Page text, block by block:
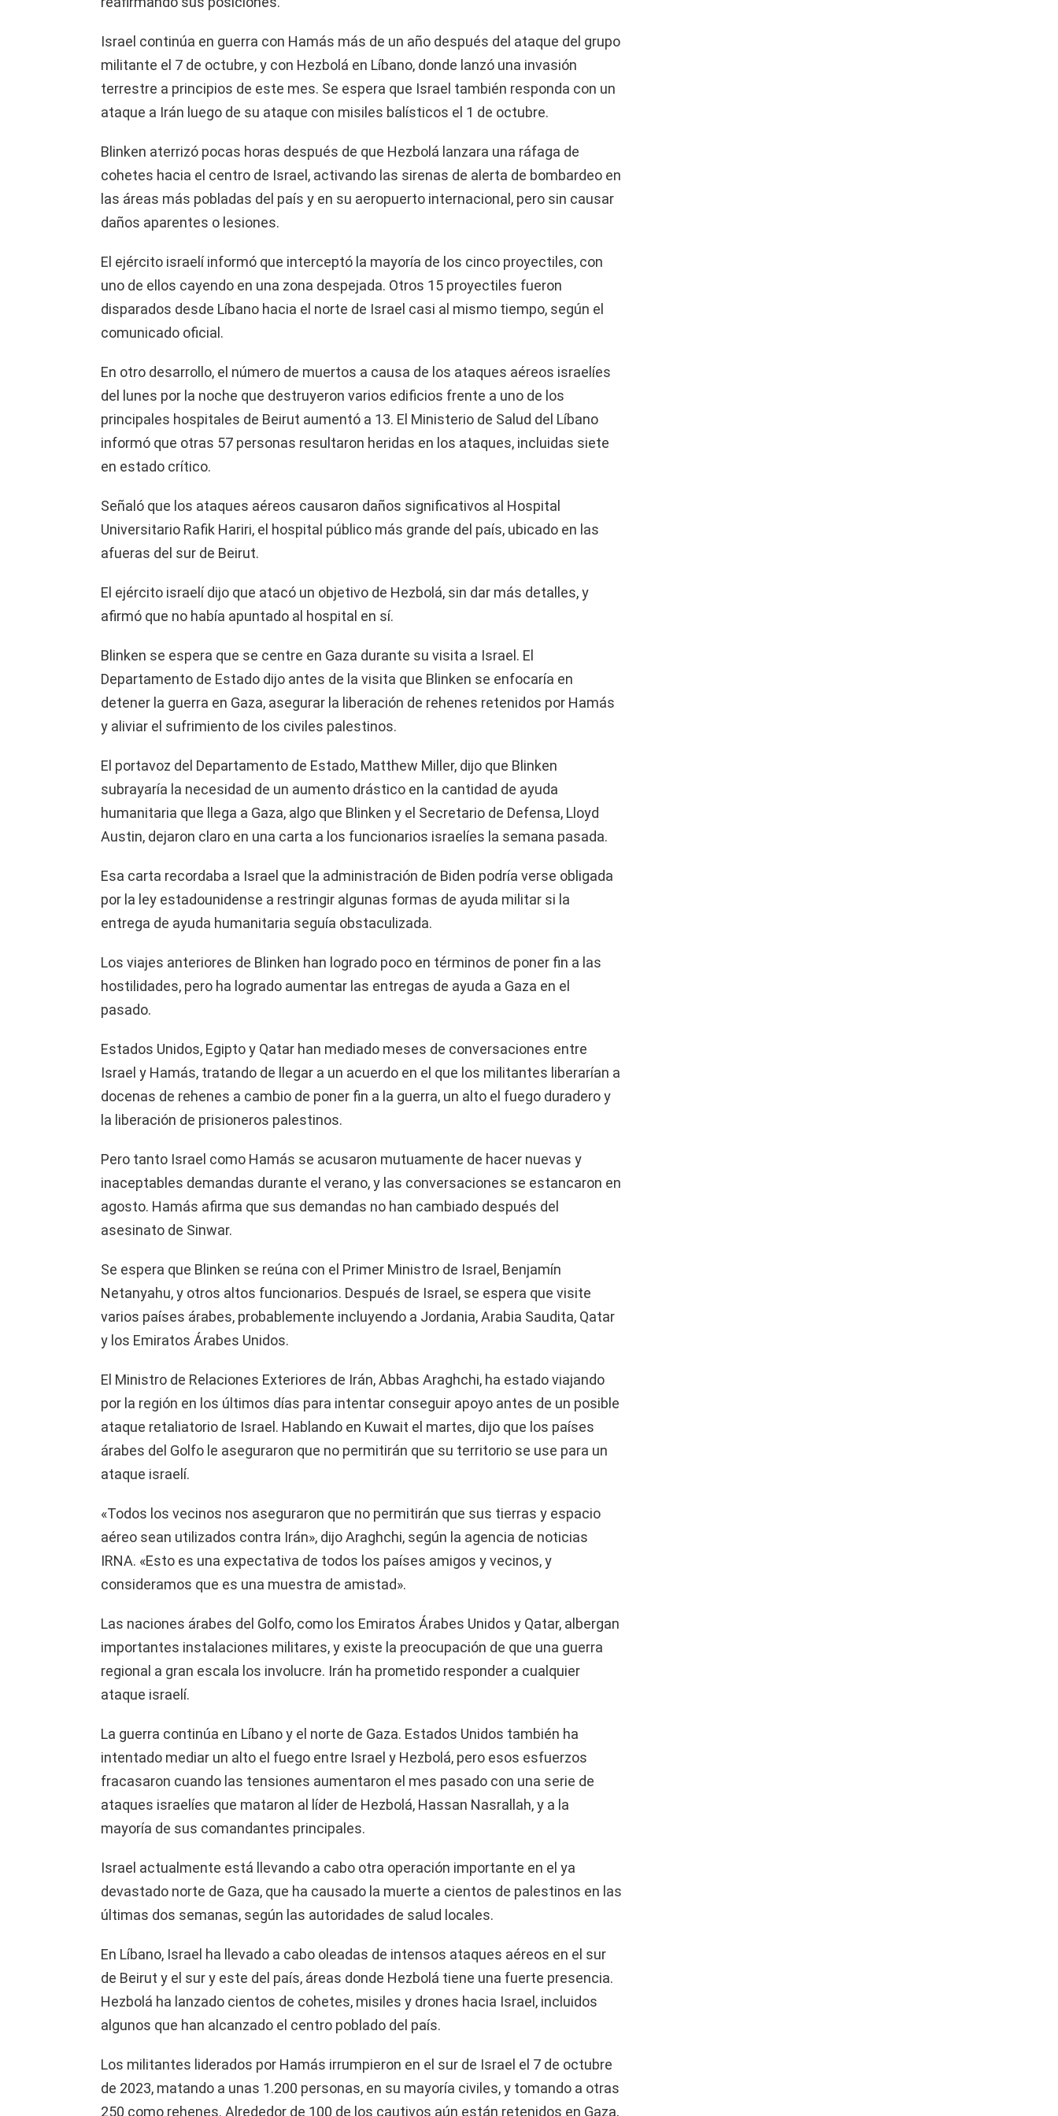
Israel continúa en guerra con Hamás más de un año después del ataque del grupo
militante el 7 de octubre, y con Hezbolá en Líbano, donde lanzó una invasión
terrestre a principios de este mes. Se espera que Israel también responda con un
ataque a Irán luego de su ataque con misiles balísticos el 1 de octubre.
Blinken aterrizó pocas horas después de que Hezbolá lanzara una ráfaga de
cohetes hacia el centro de Israel, activando las sirenas de alerta de bombardeo en
las áreas más pobladas del país y en su aeropuerto internacional, pero sin causar
daños aparentes o lesiones.
El ejército israelí informó que interceptó la mayoría de los cinco proyectiles, con
uno de ellos cayendo en una zona despejada. Otros 15 proyectiles fueron
disparados desde Líbano hacia el norte de Israel casi al mismo tiempo, según el
comunicado oficial.
En otro desarrollo, el número de muertos a causa de los ataques aéreos israelíes
del lunes por la noche que destruyeron varios edificios frente a uno de los
principales hospitales de Beirut aumentó a 13. El Ministerio de Salud del Líbano
informó que otras 57 personas resultaron heridas en los ataques, incluidas siete
en estado crítico.
Señaló que los ataques aéreos causaron daños significativos al Hospital
Universitario Rafik Hariri, el hospital público más grande del país, ubicado en las
afueras del sur de Beirut.
El ejército israelí dijo que atacó un objetivo de Hezbolá, sin dar más detalles, y
afirmó que no había apuntado al hospital en sí.
Blinken se espera que se centre en Gaza durante su visita a Israel. El
Departamento de Estado dijo antes de la visita que Blinken se enfocaría en
detener la guerra en Gaza, asegurar la liberación de rehenes retenidos por Hamás
y aliviar el sufrimiento de los civiles palestinos.
El portavoz del Departamento de Estado, Matthew Miller, dijo que Blinken
subrayaría la necesidad de un aumento drástico en la cantidad de ayuda
humanitaria que llega a Gaza, algo que Blinken y el Secretario de Defensa, Lloyd
Austin, dejaron claro en una carta a los funcionarios israelíes la semana pasada.
Esa carta recordaba a Israel que la administración de Biden podría verse obligada
por la ley estadounidense a restringir algunas formas de ayuda militar si la
entrega de ayuda humanitaria seguía obstaculizada.
Los viajes anteriores de Blinken han logrado poco en términos de poner fin a las
hostilidades, pero ha logrado aumentar las entregas de ayuda a Gaza en el
pasado.
Estados Unidos, Egipto y Qatar han mediado meses de conversaciones entre
Israel y Hamás, tratando de llegar a un acuerdo en el que los militantes liberarían a
docenas de rehenes a cambio de poner fin a la guerra, un alto el fuego duradero y
la liberación de prisioneros palestinos.
Pero tanto Israel como Hamás se acusaron mutuamente de hacer nuevas y
inaceptables demandas durante el verano, y las conversaciones se estancaron en
agosto. Hamás afirma que sus demandas no han cambiado después del
asesinato de Sinwar.
Se espera que Blinken se reúna con el Primer Ministro de Israel, Benjamín
Netanyahu, y otros altos funcionarios. Después de Israel, se espera que visite
varios países árabes, probablemente incluyendo a Jordania, Arabia Saudita, Qatar
y los Emiratos Árabes Unidos.
El Ministro de Relaciones Exteriores de Irán, Abbas Araghchi, ha estado viajando
por la región en los últimos días para intentar conseguir apoyo antes de un posible
ataque retaliatorio de Israel. Hablando en Kuwait el martes, dijo que los países
árabes del Golfo le aseguraron que no permitirán que su territorio se use para un
ataque israelí.
«Todos los vecinos nos aseguraron que no permitirán que sus tierras y espacio
aéreo sean utilizados contra Irán», dijo Araghchi, según la agencia de noticias
IRNA. «Esto es una expectativa de todos los países amigos y vecinos, y
consideramos que es una muestra de amistad».
Las naciones árabes del Golfo, como los Emiratos Árabes Unidos y Qatar, albergan
importantes instalaciones militares, y existe la preocupación de que una guerra
regional a gran escala los involucre. Irán ha prometido responder a cualquier
ataque israelí.
La guerra continúa en Líbano y el norte de Gaza. Estados Unidos también ha
intentado mediar un alto el fuego entre Israel y Hezbolá, pero esos esfuerzos
fracasaron cuando las tensiones aumentaron el mes pasado con una serie de
ataques israelíes que mataron al líder de Hezbolá, Hassan Nasrallah, y a la
mayoría de sus comandantes principales.
Israel actualmente está llevando a cabo otra operación importante en el ya
devastado norte de Gaza, que ha causado la muerte a cientos de palestinos en las
últimas dos semanas, según las autoridades de salud locales.
En Líbano, Israel ha llevado a cabo oleadas de intensos ataques aéreos en el sur
de Beirut y el sur y este del país, áreas donde Hezbolá tiene una fuerte presencia.
Hezbolá ha lanzado cientos de cohetes, misiles y drones hacia Israel, incluidos
algunos que han alcanzado el centro poblado del país.
Los militantes liderados por Hamás irrumpieron en el sur de Israel el 7 de octubre
de 2023, matando a unas 1.200 personas, en su mayoría civiles, y tomando a otras
250 como rehenes. Alrededor de 100 de los cautivos aún están retenidos en Gaza,